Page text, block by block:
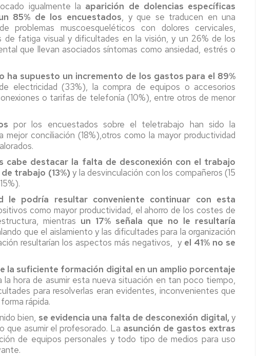
igualmente la aparición de dolencias específicas
85% de los encuestados, y que se traducen en una
problemas muscoesqueléticos con dolores cervicales,
de fatiga visual y dificultades en la visión, y un 26% de los
que llevan asociados síntomas como ansiedad, estrés o
ha supuesto un incremento de los gastos para el 89%
electricidad (33%), la compra de equipos o accesorios
o tarifas de telefonía (10%), entre otros de menor
por los encuestados sobre el teletrabajo han sido la
mejor conciliación (18%),otros como la mayor productividad
cabe destacar la falta de desconexión con el trabajo
trabajo (13%) y la desvinculación con los compañeros (15
le podría resultar conveniente continuar con esta
como mayor productividad, el ahorro de los costes de
mientras un 17% señala que no le resultaría
que el aislamiento y las dificultades para la organización
resultarían los aspectos más negativos, y el 41% no se
la suficiente formación digital en un amplio porcentaje
la hora de asumir esta nueva situación en tan poco tiempo,
para resolverlas eran evidentes, inconvenientes que
rápida.
bien, se evidencia una falta de desconexión digital,y
que asumir el profesorado. La asunción de gastos extras
de equipos personales y todo tipo de medios para uso